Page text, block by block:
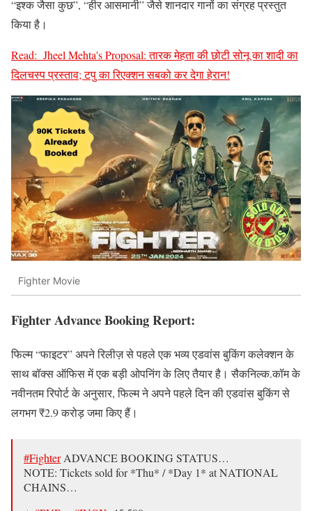
“इश्क जैसा कुछ”, “हीर आसमानी” जैसे शानदार गानों का संग्रह प्रस्तुत
किया है।
Read: Jheel Mehta's Proposal: तारक मेहता की छोटी सोनू का शादी का
दिलचस्प प्रस्ताव; टपु का रिएक्शन सबको कर देगा हेरान!
Fighter Movie
Fighter Advance Booking Report:
फिल्म “फाइटर” अपने रिलीज़ से पहले एक भव्य एडवांस बुकिंग कलेक्शन के
साथ बॉक्स ऑफिस में एक बड़ी ओपनिंग के लिए तैयार है। सैकनिल्क.कॉम के
नवीनतम रिपोर्ट के अनुसार, फिल्म ने अपने पहले दिन की एडवांस बुकिंग से
लगभग ₹2.9 करोड़ जमा किए हैं।
#FighterADVANCE BOOKING STATUS…
NOTE: Tickets sold for *Thu* / *Day 1* at NATIONAL
CHAINS…